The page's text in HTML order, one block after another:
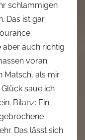
schlammigen
Das ist gar
auch richtig
voran.
Matsch, als mir
saue ich
Bilanz: Ein
Das lässt sich